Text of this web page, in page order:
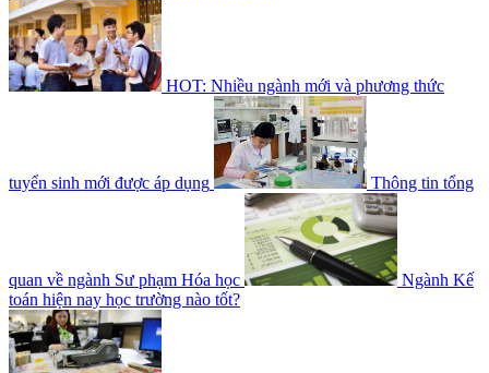
HOT: Nhiều ngành mới và phương thức
tuyển sinh mới được áp dụng Thông tin tổng
quan về ngành Sư phạm Hóa học
Ngành Kế
toán hiện nay học trường nào tốt?